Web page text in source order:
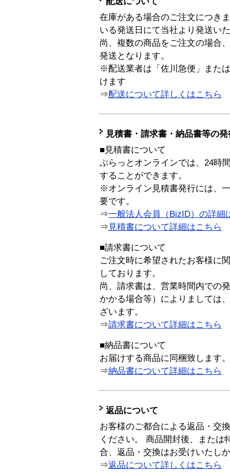
在庫がある場合のご注文につき
いる発送日にて当社より発送い
尚、複数の商品をご注文の場合
発送となります。
※配送業者は「佐川急便」また
けます
⇒配送について詳しくはこちら
見積書・請求書・納品書等の
■見積書について
ぷらっとオンラインでは、24時
することができます。
※オンライン見積書発行には、
要です。
⇒一般法人会員（BizID）の詳細
⇒ 見積書について詳細はこちら
■請求書について
ご注文時に希望されたお客様に
しております。
尚、請求書は、営業時間内での
かかる場合等）によりましては
ざいます。
⇒請求書について詳細はこちら
■納品書について
お届けする商品に同梱致します。
⇒納品書について詳細はこちら
返品について
お客様のご都合による返品・交
ください。 商品開封後、または
合、返品・交換はお受けいたし
⇒返品について詳しくはこちら